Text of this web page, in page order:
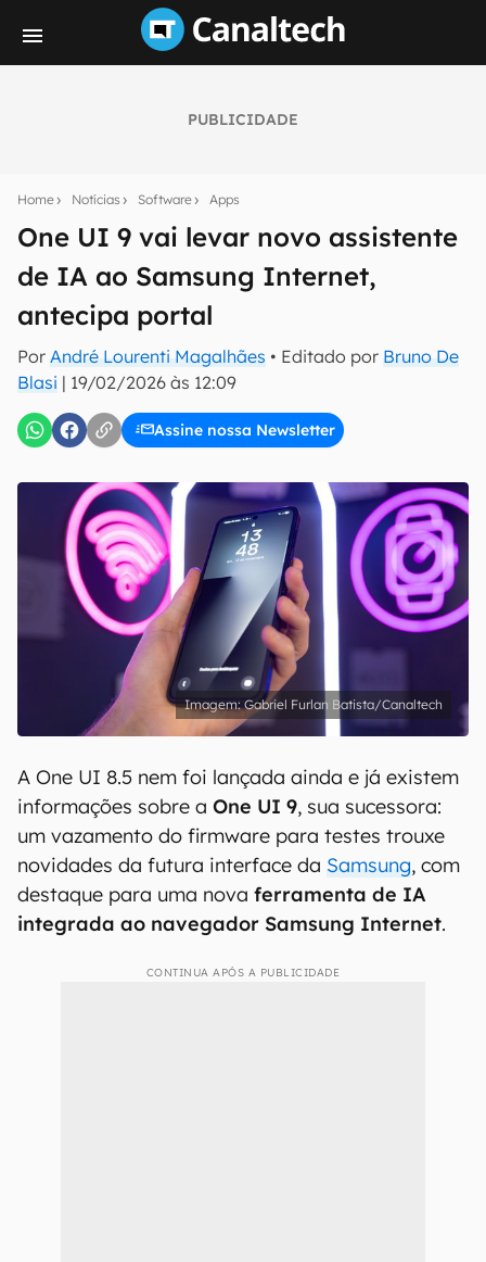
PUBLICIDADE
Home Notícias Software Apps
One UI 9 vai levar novo assistente
de IA ao Samsung Internet,
antecipa portal
Por André Lourenti Magalhães • Editado por Bruno De
Blasi | 19/02/2026 às 12:09
Assine nossa Newsletter
notícias e reviews sobre tecnologia em primeira
mão.
E-mail
inscreva-se
Confirmo que li, aceito e concordo com os Termos de
Uso e Política de Privacidade do Canaltech.
Gabriel Furlan Batista/Canaltech
A One UI 8.5 nem foi lançada ainda e já existem
informações sobre a One UI 9, sua sucessora:
um vazamento do firmware para testes trouxe
novidades da futura interface da Samsung, com
destaque para uma nova ferramenta de IA
integrada ao navegador Samsung Internet.
CONTINUA APÓS A PUBLICIDADE